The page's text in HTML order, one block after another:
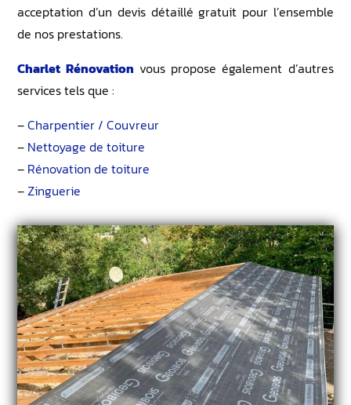
acceptation d’un devis détaillé gratuit pour l’ensemble
de nos prestations.
Charlet Rénovation vous propose également d’autres
services tels que :
–Charpentier / Couvreur
– Nettoyage de toiture
– Rénovation de toiture
–Zinguerie